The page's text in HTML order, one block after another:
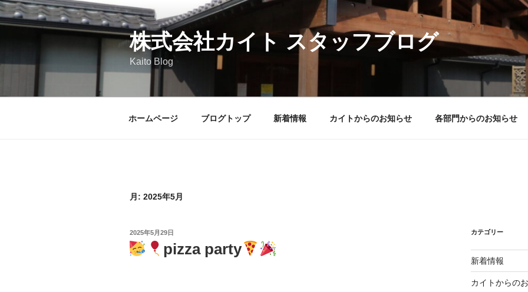
コ
ン
ツ
株式会社カイト スタッフブログ
Kaito Blog
ホームページ ブログトップ 新着情報 カイトからのお知らせ 各部門からのお知らせ
月: 2025年5月
投
稿
日:
2025年5月29日
pizza party
カテゴリー
新着情報
カイトからの